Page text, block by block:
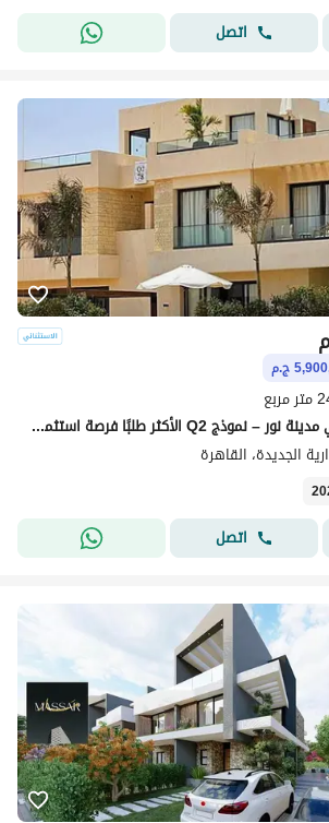
اتصل
ج.م
فيلا من النوادر للبيع في مدينة نور – نموذج Q2 الأكثر طلبًا فرصة استثمارية وسكنية مميزة أقساط ممتدة حتى 15 سنة – أوفر استثنائي للبيع السريع
الجديدة، القاهرة
اتصل